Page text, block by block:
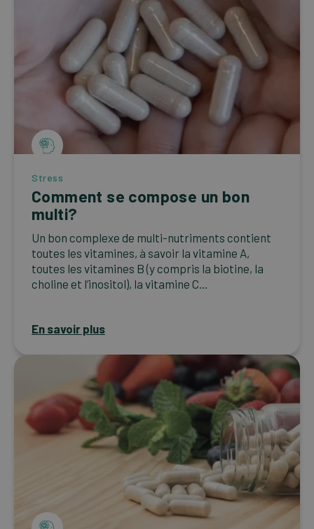
Stress
Comment se compose un bon
multi?
Un bon complexe de multi-nutriments contient
toutes les vitamines, à savoir la vitamine A,
toutes les vitamines B (y compris la biotine, la
choline et l’inositol), la vitamine C...
En savoir plus